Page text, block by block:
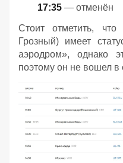
17:35 — отменён
Стоит отметить,
Грозный) имеет
аэродром», однако
поэтому он не вошел в